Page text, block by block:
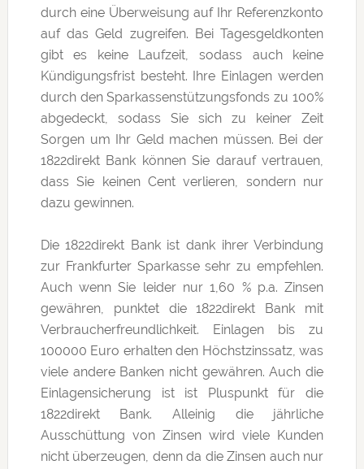
durch eine Überweisung auf Ihr Referenzkonto
auf das Geld zugreifen. Bei Tagesgeldkonten
gibt es keine Laufzeit, sodass auch keine
Kündigungsfrist besteht. Ihre Einlagen werden
durch den Sparkassenstützungsfonds zu 100%
abgedeckt, sodass Sie sich zu keiner Zeit
Sorgen um Ihr Geld machen müssen. Bei der
1822direkt Bank können Sie darauf vertrauen,
dass Sie keinen Cent verlieren, sondern nur
dazu gewinnen.
Die 1822direkt Bank ist dank ihrer Verbindung
zur Frankfurter Sparkasse sehr zu empfehlen.
Auch wenn Sie leider nur 1,60 % p.a. Zinsen
gewähren, punktet die 1822direkt Bank mit
Verbraucherfreundlichkeit. Einlagen bis zu
100000 Euro erhalten den Höchstzinssatz, was
viele andere Banken nicht gewähren. Auch die
Einlagensicherung ist ist Pluspunkt für die
1822direkt Bank. Alleinig die jährliche
Ausschüttung von Zinsen wird viele Kunden
nicht überzeugen, denn da die Zinsen auch nur